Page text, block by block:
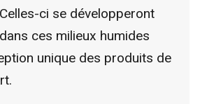
ci se développeront
ces milieux humides
unique des produits de